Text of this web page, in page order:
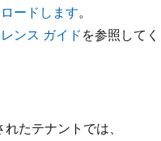
ードします。
ンス ガイドを参照してく
たテナントでは、